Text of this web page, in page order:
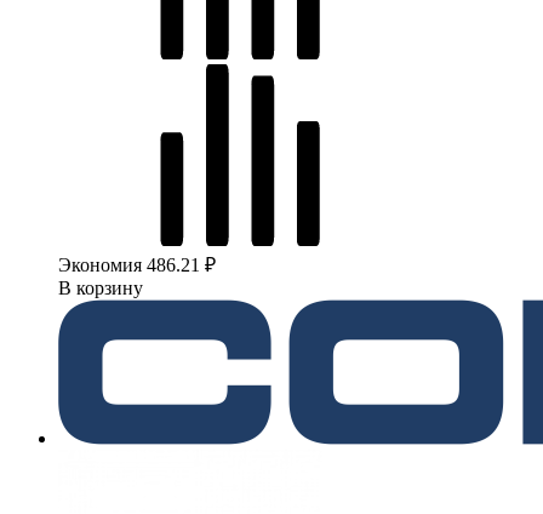
Экономия 486.21 ₽
В корзину